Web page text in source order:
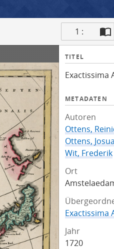
1 :
I
f
TITEL
Exactissima
METADATEN
Autoren
Ottens,
Ottens, Josua
Wit, Frederik
Ort
Exactissima
Jahr
1720